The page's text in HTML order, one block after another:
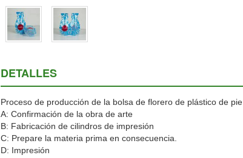
DETALLES
Proceso de producción de la bolsa de florero de plástico de pie
A: Confirmación de la obra de arte
B: Fabricación de cilindros de impresión
C: Prepare la materia prima en consecuencia.
D: Impresión